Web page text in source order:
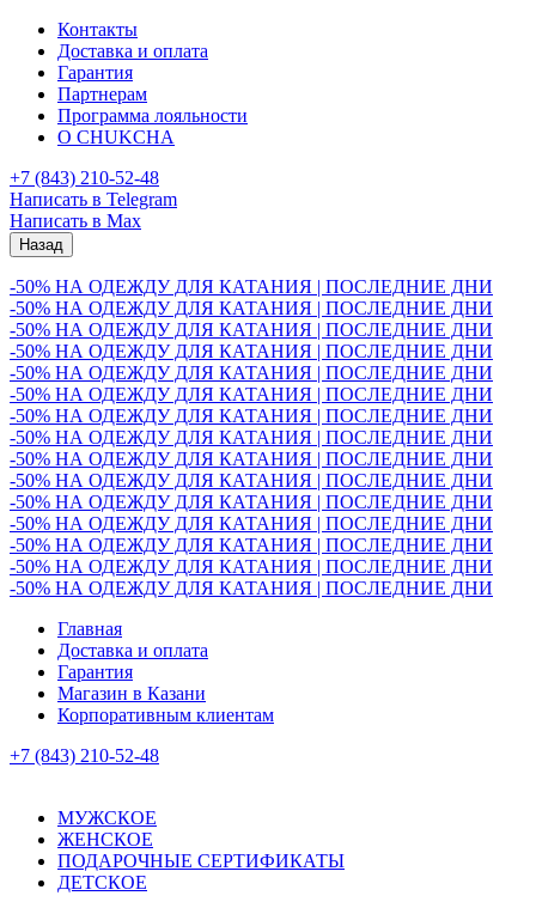
Контакты
Доставка и оплата
Гарантия
Партнерам
Программа лояльности
О CHUKCHA
+7 (843) 210-52-48
Написать в Telegram
Написать в Max
Назад
-50% НА ОДЕЖДУ ДЛЯ КАТАНИЯ | ПОСЛЕДНИЕ ДНИ
-50% НА ОДЕЖДУ ДЛЯ КАТАНИЯ | ПОСЛЕДНИЕ ДНИ
-50% НА ОДЕЖДУ ДЛЯ КАТАНИЯ | ПОСЛЕДНИЕ ДНИ
-50% НА ОДЕЖДУ ДЛЯ КАТАНИЯ | ПОСЛЕДНИЕ ДНИ
-50% НА ОДЕЖДУ ДЛЯ КАТАНИЯ | ПОСЛЕДНИЕ ДНИ
-50% НА ОДЕЖДУ ДЛЯ КАТАНИЯ | ПОСЛЕДНИЕ ДНИ
-50% НА ОДЕЖДУ ДЛЯ КАТАНИЯ | ПОСЛЕДНИЕ ДНИ
-50% НА ОДЕЖДУ ДЛЯ КАТАНИЯ | ПОСЛЕДНИЕ ДНИ
-50% НА ОДЕЖДУ ДЛЯ КАТАНИЯ | ПОСЛЕДНИЕ ДНИ
-50% НА ОДЕЖДУ ДЛЯ КАТАНИЯ | ПОСЛЕДНИЕ ДНИ
-50% НА ОДЕЖДУ ДЛЯ КАТАНИЯ | ПОСЛЕДНИЕ ДНИ
-50% НА ОДЕЖДУ ДЛЯ КАТАНИЯ | ПОСЛЕДНИЕ ДНИ
-50% НА ОДЕЖДУ ДЛЯ КАТАНИЯ | ПОСЛЕДНИЕ ДНИ
-50% НА ОДЕЖДУ ДЛЯ КАТАНИЯ | ПОСЛЕДНИЕ ДНИ
-50% НА ОДЕЖДУ ДЛЯ КАТАНИЯ | ПОСЛЕДНИЕ ДНИ
Главная
Доставка и оплата
Гарантия
Магазин в Казани
Корпоративным клиентам
+7 (843) 210-52-48
МУЖСКОЕ
ЖЕНСКОЕ
ПОДАРОЧНЫЕ СЕРТИФИКАТЫ
ДЕТСКОЕ